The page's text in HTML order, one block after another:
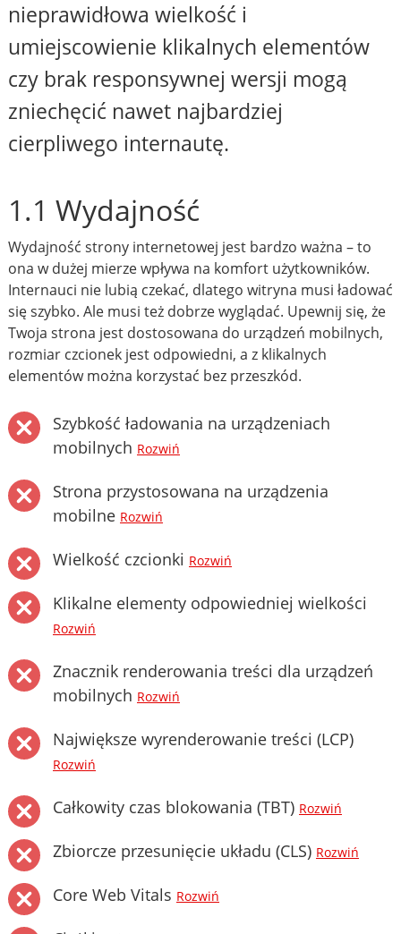
nieprawidłowa wielkość i
umiejscowienie klikalnych elementów
czy brak responsywnej wersji mogą
zniechęcić nawet najbardziej
cierpliwego internautę.
1.1 Wydajność
Wydajność strony internetowej jest bardzo ważna – to
ona w dużej mierze wpływa na komfort użytkowników.
Internauci nie lubią czekać, dlatego witryna musi ładować
się szybko. Ale musi też dobrze wyglądać. Upewnij się, że
Twoja strona jest dostosowana do urządzeń mobilnych,
rozmiar czcionek jest odpowiedni, a z klikalnych
elementów można korzystać bez przeszkód.
Szybkość ładowania na urządzeniach
mobilnych Rozwiń
Strona przystosowana na urządzenia
mobilne Rozwiń
Wielkość czcionki Rozwiń
Klikalne elementy odpowiedniej wielkości
Rozwiń
Znacznik renderowania treści dla urządzeń
mobilnych Rozwiń
Największe wyrenderowanie treści (LCP)
Rozwiń
Całkowity czas blokowania (TBT) Rozwiń
Zbiorcze przesunięcie układu (CLS) Rozwiń
Core Web Vitals Rozwiń